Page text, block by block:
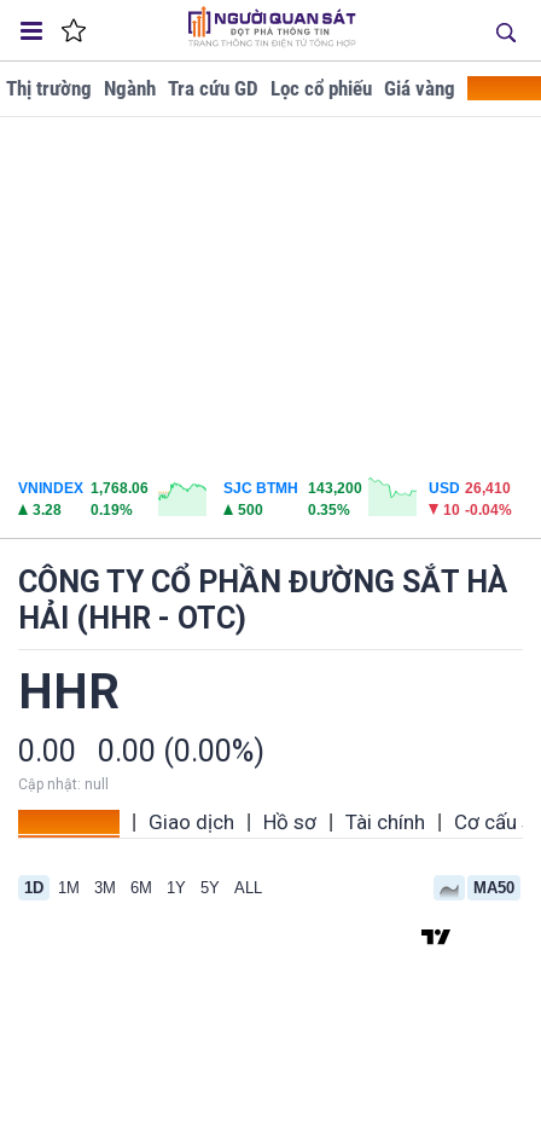
Thị trường Ngành Tra cứu GD Lọc cổ phiếu Giá vàng
VNINDEX 1,768.06
3.28
0.19%
SJC BTMH
143,200
500
0.35%
USD 26,410
10 -0.04%
CÔNG TY CỔ PHẦN ĐƯỜNG SẮT HÀ
HẢI (HHR - OTC)
HHR
0.00 0.00 (0.00%)
Cập nhật: null
Giao dịch Hồ sơ Tài chính Cơ cấu
1D 1M 3M 6M 1Y 5Y ALL MA50